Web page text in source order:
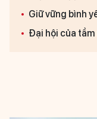
Giữ vững bình
Đại hội của